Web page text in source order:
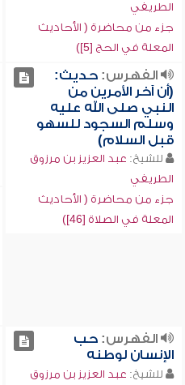
الطريفي
جزء من محاضرة ( الأحاديث
المعلة في الحج [5])
الفهرس:حديث:
(أن آخر الأمرين من
النبي صلى الله عليه
وسلم السجود للسهو
قبل السلام)
للشيخ: عبد العزيز بن مرزوق
الطريفي
جزء من محاضرة ( الأحاديث
المعلة في الصلاة [46])
الفهرس:حب
الإنسان لوطنه
للشيخ: عبد العزيز بن مرزوق